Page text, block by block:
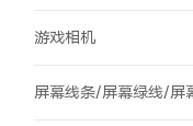
游戏相机